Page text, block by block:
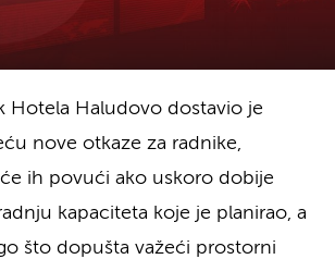
Hotela Haludovo dostavio je
nove otkaze za radnike,
ih povući ako uskoro dobije
kapaciteta koje je planirao, a
što dopušta važeći prostorni